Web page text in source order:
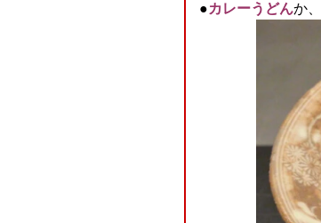
●カレーうどんか、